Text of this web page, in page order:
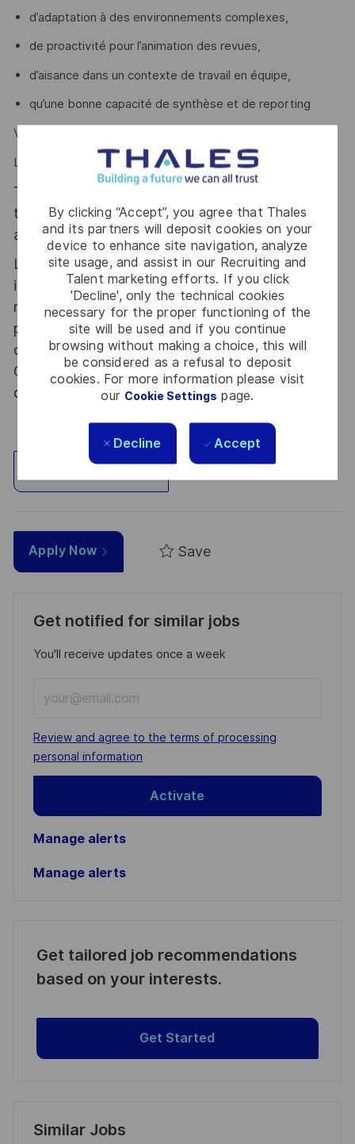
By clicking “Accept”, you agree that Thales
and its partners will deposit cookies on your
device to enhance site navigation, analyze
site usage, and assist in our Recruiting and
Talent marketing efforts. If you click
'Decline', only the technical cookies
necessary for the proper functioning of the
site will be used and if you continue
browsing without making a choice, this will
be considered as a refusal to deposit
cookies. For more information please visit
our Cookie Settings page.
Decline Accept
d’adaptation à des environnements complexes,
de proactivité pour l’animation des revues,
d’aisance dans un contexte de travail en équipe,
qu’une bonne capacité de synthèse et de reporting
Vous devez maitrisez l'anglais.
Le poste est basé à Rungis.
Thales, entreprise Handi-Engagée, reconnait
tous les talents. La diversité est notre meilleur
atout. Postulez et rejoignez nous !
Le poste pouvant nécessiter d'accéder à des
informations relevant du secret de la défense
nationale, la personne retenue fera l'objet d'une
procédure d’habilitation, conformément aux
dispositions des articles R.2311-1 et suivants du
Code de la défense et de l’IGI 1300 SGDSN/PSE
du 09 août 2021.
Apply Now Save
Get notified for similar jobs
You'll receive updates once a week
Email
address
(Required)
Required
Review and agree to the terms of processing
personal information
Activate
Manage alerts
Manage alerts
Get tailored job recommendations
based on your interests.
Get Started
Similar Jobs